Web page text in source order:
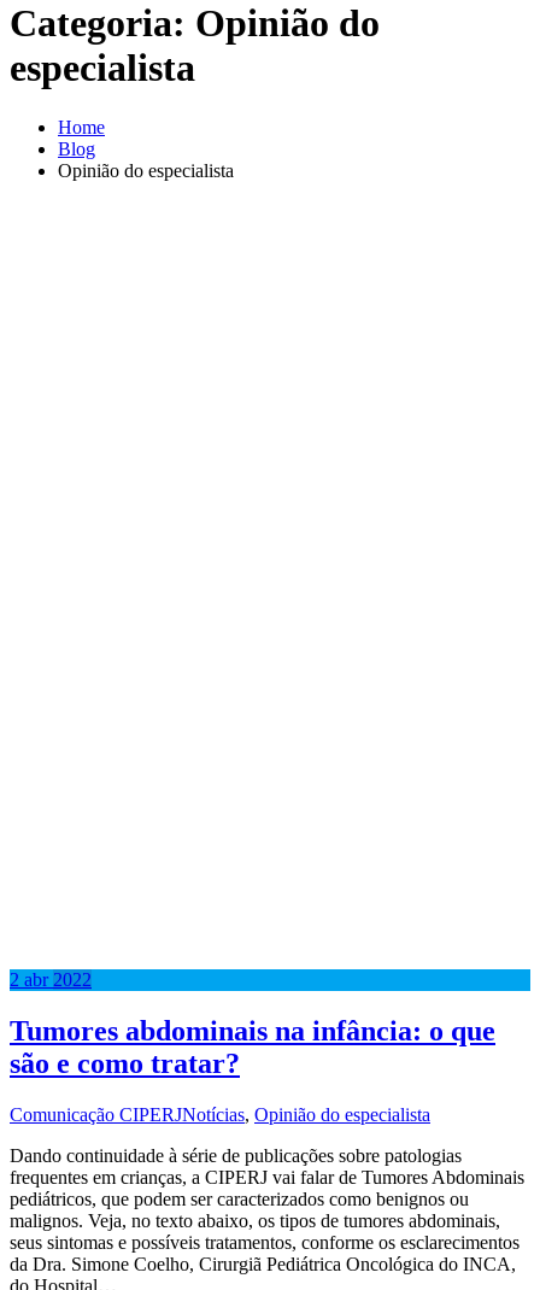
Categoria: Opinião do
especialista
Home
Blog
Opinião do especialista
2 abr 2022
Tumores abdominais na infância: o que
são e como tratar?
Comunicação CIPERJNotícias, Opinião do especialista
Dando continuidade à série de publicações sobre patologias
frequentes em crianças, a CIPERJ vai falar de Tumores Abdominais
pediátricos, que podem ser caracterizados como benignos ou
malignos. Veja, no texto abaixo, os tipos de tumores abdominais,
seus sintomas e possíveis tratamentos, conforme os esclarecimentos
da Dra. Simone Coelho, Cirurgiã Pediátrica Oncológica do INCA,
do Hospital…